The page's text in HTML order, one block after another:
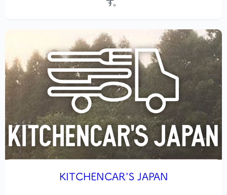
す。
KITCHENCAR'S JAPAN